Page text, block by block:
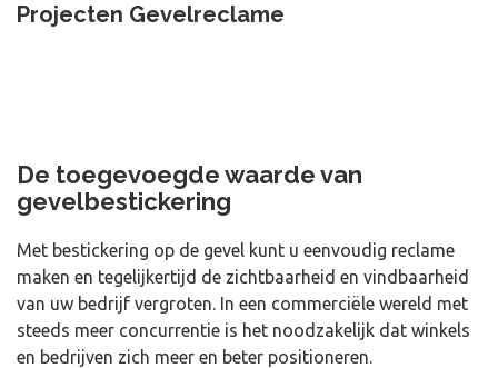
Projecten Gevelreclame
De toegevoegde waarde van
gevelbestickering
Met bestickering op de gevel kunt u eenvoudig reclame
maken en tegelijkertijd de zichtbaarheid en vindbaarheid
van uw bedrijf vergroten. In een commerciële wereld met
steeds meer concurrentie is het noodzakelijk dat winkels
en bedrijven zich meer en beter positioneren.